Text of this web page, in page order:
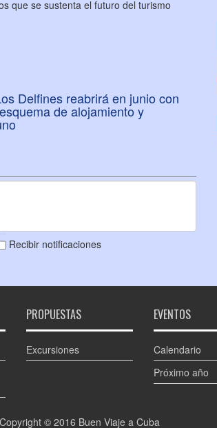
que se sustenta el futuro del turismo
Delfines reabrirá en junio con
de alojamiento y
Recibir notificaciones
PROPUESTAS
Excursiones
EVENTOS
Calendario
Próximo año
Copyright © 2016 Buen Viaje a Cuba